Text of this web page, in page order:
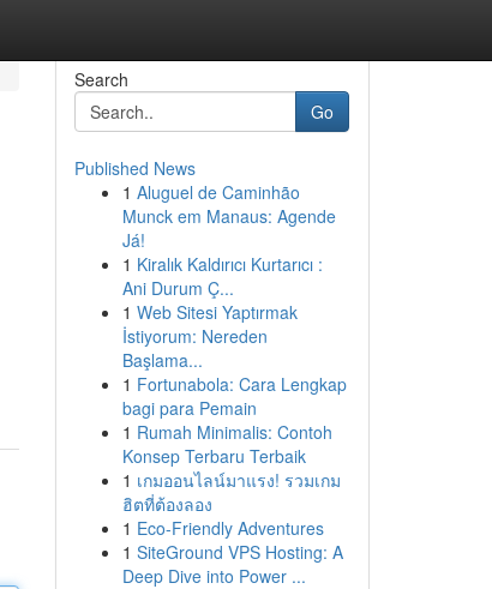
Search
Go
Published News
1 Aluguel de Caminhão
Munck em Manaus: Agende
Já!
1 Kiralık Kaldırıcı Kurtarıcı :
Ani Durum Ç...
1 Web Sitesi Yaptırmak
İstiyorum: Nereden
Başlama...
1 Fortunabola: Cara Lengkap
bagi para Pemain
1 Rumah Minimalis: Contoh
Konsep Terbaru Terbaik
1 เกมออนไลน์มาแรง! รวมเกม
ฮิตที่ต้องลอง
1 Eco-Friendly Adventures
1 SiteGround VPS Hosting: A
Deep Dive into Power ...